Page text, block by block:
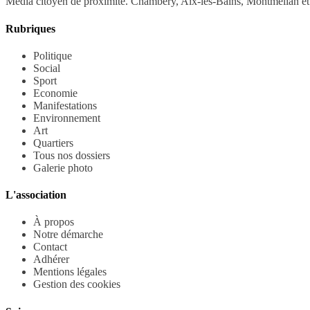
Rubriques
Politique
Social
Sport
Economie
Manifestations
Environnement
Art
Quartiers
Tous nos dossiers
Galerie photo
L'association
À propos
Notre démarche
Contact
Adhérer
Mentions légales
Gestion des cookies